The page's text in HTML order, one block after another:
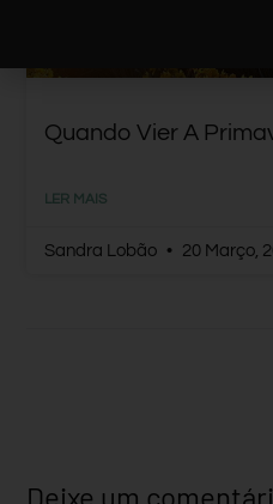
Quando Vier A
LER MAIS
Sandra Lobão 20 Março,
Deixe um